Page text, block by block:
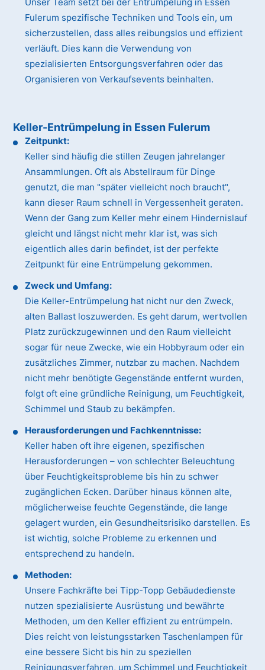
Unser Team setzt bei der Entrümpelung in Essen
Fulerum spezifische Techniken und Tools ein, um
sicherzustellen, dass alles reibungslos und effizient
verläuft. Dies kann die Verwendung von
spezialisierten Entsorgungsverfahren oder das
Organisieren von Verkaufsevents beinhalten.
Keller-Entrümpelung in Essen Fulerum
Zeitpunkt:
Keller sind häufig die stillen Zeugen jahrelanger
Ansammlungen. Oft als Abstellraum für Dinge
genutzt, die man "später vielleicht noch braucht",
kann dieser Raum schnell in Vergessenheit geraten.
Wenn der Gang zum Keller mehr einem Hindernislauf
gleicht und längst nicht mehr klar ist, was sich
eigentlich alles darin befindet, ist der perfekte
Zeitpunkt für eine Entrümpelung gekommen.
Zweck und Umfang:
Die Keller-Entrümpelung hat nicht nur den Zweck,
alten Ballast loszuwerden. Es geht darum, wertvollen
Platz zurückzugewinnen und den Raum vielleicht
sogar für neue Zwecke, wie ein Hobbyraum oder ein
zusätzliches Zimmer, nutzbar zu machen. Nachdem
nicht mehr benötigte Gegenstände entfernt wurden,
folgt oft eine gründliche Reinigung, um Feuchtigkeit,
Schimmel und Staub zu bekämpfen.
Herausforderungen und Fachkenntnisse:
Keller haben oft ihre eigenen, spezifischen
Herausforderungen – von schlechter Beleuchtung
über Feuchtigkeitsprobleme bis hin zu schwer
zugänglichen Ecken. Darüber hinaus können alte,
möglicherweise feuchte Gegenstände, die lange
gelagert wurden, ein Gesundheitsrisiko darstellen. Es
ist wichtig, solche Probleme zu erkennen und
entsprechend zu handeln.
Methoden:
Unsere Fachkräfte bei Tipp-Topp Gebäudedienste
nutzen spezialisierte Ausrüstung und bewährte
Methoden, um den Keller effizient zu entrümpeln.
Dies reicht von leistungsstarken Taschenlampen für
eine bessere Sicht bis hin zu speziellen
Reinigungsverfahren, um Schimmel und Feuchtigkeit